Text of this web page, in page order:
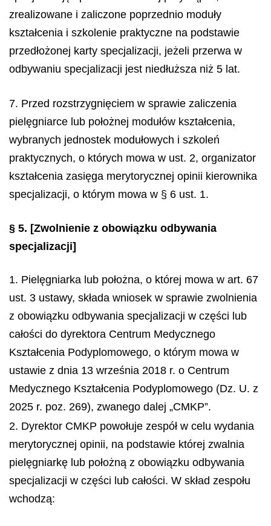
zrealizowane i zaliczone poprzednio moduły
kształcenia i szkolenie praktyczne na podstawie
przedłożonej karty specjalizacji, jeżeli przerwa w
odbywaniu specjalizacji jest niedłuższa niż 5 lat.
7. Przed rozstrzygnięciem w sprawie zaliczenia
pielęgniarce lub położnej modułów kształcenia,
wybranych jednostek modułowych i szkoleń
praktycznych, o których mowa w ust. 2, organizator
kształcenia zasięga merytorycznej opinii kierownika
specjalizacji, o którym mowa w § 6 ust. 1.
§ 5. [Zwolnienie z obowiązku odbywania
specjalizacji]
1. Pielęgniarka lub położna, o której mowa w art. 67
ust. 3 ustawy, składa wniosek w sprawie zwolnienia
z obowiązku odbywania specjalizacji w części lub
całości do dyrektora Centrum Medycznego
Kształcenia Podyplomowego, o którym mowa w
ustawie z dnia 13 września 2018 r. o Centrum
Medycznego Kształcenia Podyplomowego (Dz. U. z
2025 r. poz. 269), zwanego dalej „CMKP”.
2. Dyrektor CMKP powołuje zespół w celu wydania
merytorycznej opinii, na podstawie której zwalnia
pielęgniarkę lub położną z obowiązku odbywania
specjalizacji w części lub całości. W skład zespołu
wchodzą: